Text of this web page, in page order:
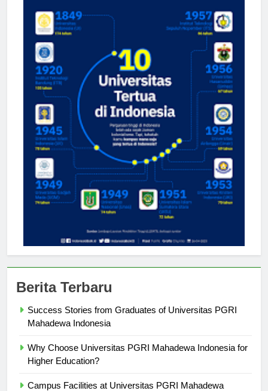
Berita Terbaru
Success Stories from Graduates of Universitas PGRI
Mahadewa Indonesia
Why Choose Universitas PGRI Mahadewa Indonesia for
Higher Education?
Campus Facilities at Universitas PGRI Mahadewa